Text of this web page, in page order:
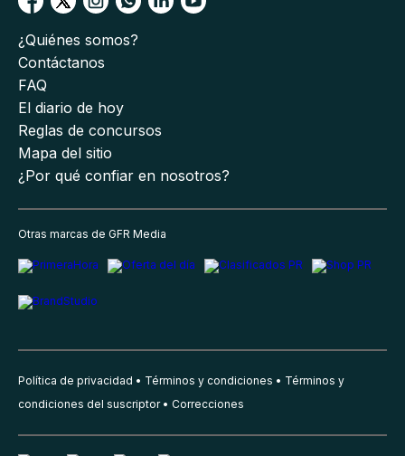
¿Quiénes somos?
Contáctanos
FAQ
El diario de hoy
Reglas de concursos
Mapa del sitio
¿Por qué confiar en nosotros?
Otras marcas de GFR Media
Política de privacidad Términos y condiciones
Términos y
condiciones del suscriptor
Correcciones